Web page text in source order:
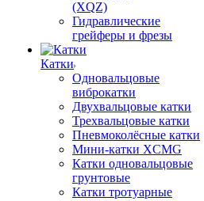
(XQZ)
Гидравлические
грейферы и фрезы
Катки
Одновальцовые
виброкатки
Двухвальцовые катки
Трехвальцовые катки
Пневмоколёсные катки
Мини-катки XCMG
Катки одновальцовые
грунтовые
Катки тротуарные